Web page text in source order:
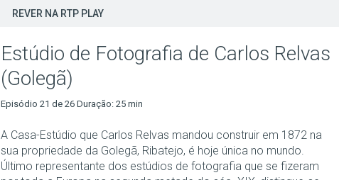
REVER NA RTP PLAY
Estúdio de Fotografia de Carlos Relvas
(Golegã)
Episódio 21 de 26 Duração: 25 min
A Casa-Estúdio que Carlos Relvas mandou construir em 1872 na
sua propriedade da Golegã, Ribatejo, é hoje única no mundo.
Último representante dos estúdios de fotografia que se fizeram